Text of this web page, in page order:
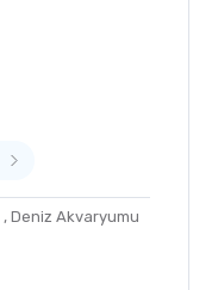
, Deniz Akvaryumu